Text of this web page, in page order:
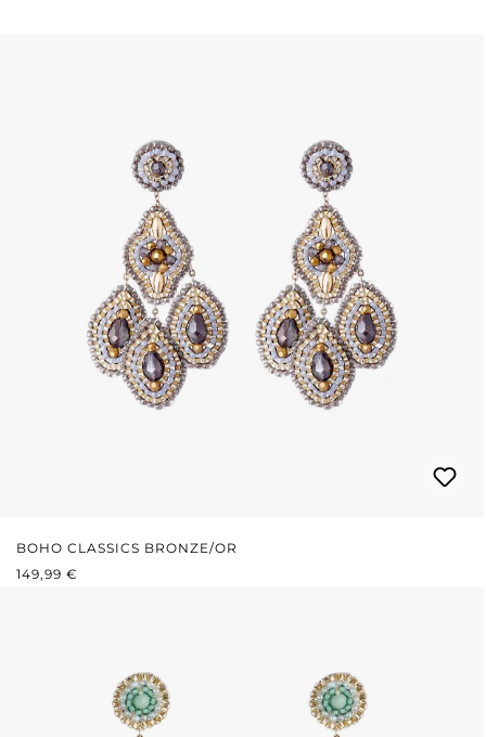
BOHO CLASSICS BRONZE/OR
PRIX RÉGULIER :
149,99 €